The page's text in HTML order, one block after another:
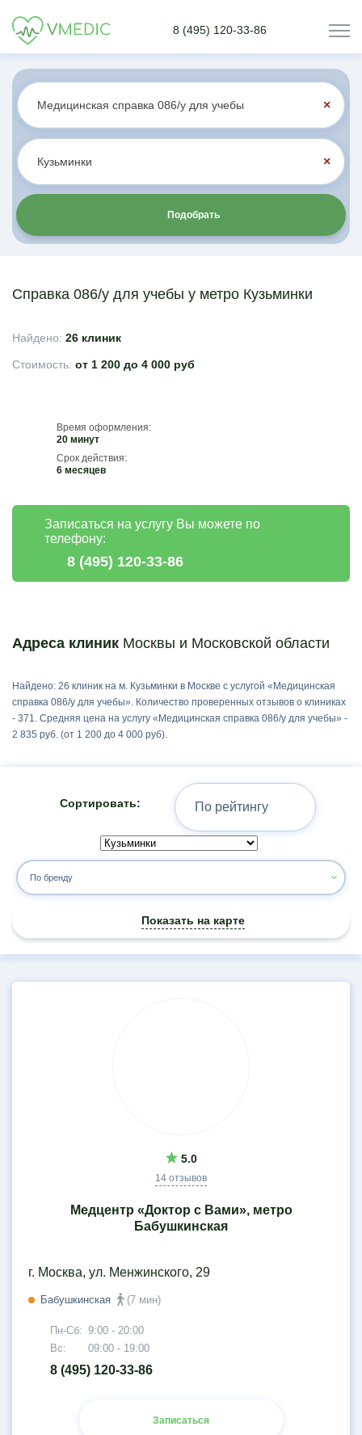
8 (495) 120-33-86
×
×
Подобрать
Справка 086/у для учебы у метро Кузьминки
Найдено: 26 клиник
Стоимость: от 1 200 до 4 000 руб
Время оформления:
20 минут
Срок действия:
6 месяцев
Записаться на услугу Вы можете по
телефону:
8 (495) 120-33-86
Адреса клиник Москвы и Московской области
Найдено: 26 клиник на м. Кузьминки в Москве с услугой «Медицинская
справка 086/у для учебы». Количество проверенных отзывов о клиниках
- 371. Средняя цена на услугу «Медицинская справка 086/у для учебы» -
2 835 руб. (от 1 200 до 4 000 руб).
Сортировать:
По бренду
Показать на карте
5.0
14 отзывов
Медцентр «Доктор с Вами», метро
Бабушкинская
г. Москва, ул. Менжинского, 29
Бабушкинская (7 мин)
Пн-Сб: 9:00 - 20:00
Вс:
09:00 - 19:00
8 (495) 120-33-86
Записаться